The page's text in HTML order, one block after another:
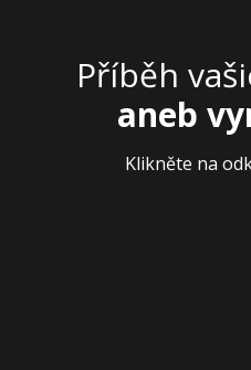
Příběh
aneb
Klikněte na